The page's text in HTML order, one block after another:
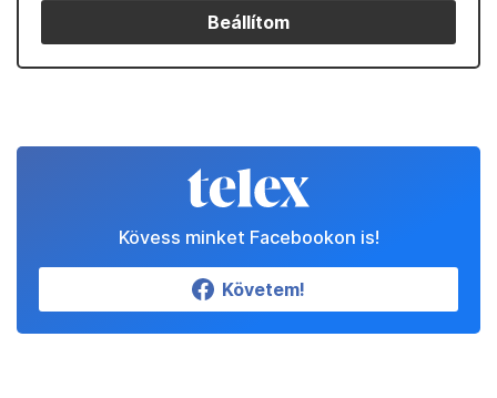
Beállítom
Kövess minket Facebookon is!
Követem!